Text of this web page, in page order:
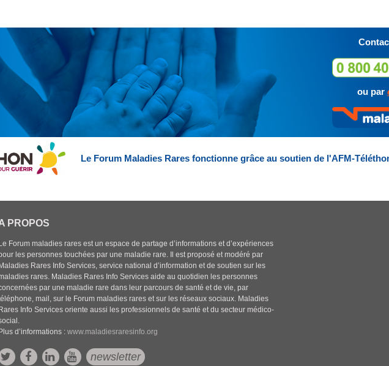
ou par
Le Forum Maladies Rares fonctionne grâce au soutien de l'AFM-
PROPOS
Le Forum maladies rares est un espace de partage d’informations et d’expériences
les personnes touchées par une maladie rare. Il est proposé et modéré par
Maladies Rares Info Services, service national d’information et de soutien sur les
rares. Maladies Rares Info Services aide au quotidien les personnes
par une maladie rare dans leur parcours de santé et de vie, par
mail, sur le Forum maladies rares et sur les réseaux sociaux. Maladies
Rares Info Services oriente aussi les professionnels de santé et du secteur médico-
Plus d’informations :www.maladiesraresinfo.org
newsletter